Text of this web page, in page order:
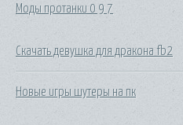
Моды протанки 0 9 7
Скачать девушка для дракона fb2
Новые игры шутеры на пк